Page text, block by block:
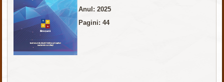
Anul: 2025
Pagini: 44